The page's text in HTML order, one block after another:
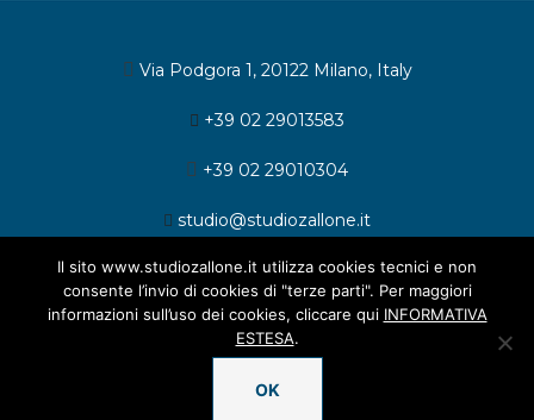
Via Podgora 1, 20122 Milano, Italy
+39 02 29013583
+39 02 29010304
studio@studiozallone.it
© 2026 Studio Legale Zallone. All rights reserved.
Il sito www.studiozallone.it utilizza cookies tecnici e non
consente l’invio di cookies di "terze parti". Per maggiori
informazioni sull’uso dei cookies, cliccare qui INFORMATIVA
ESTESA.
OK